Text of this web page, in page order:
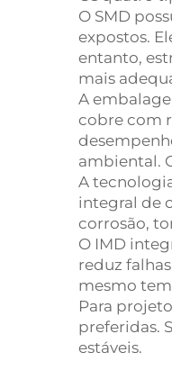
O SMD
expostos.
entanto,
mais
A
cobre com
ambiental.
A
integral de
corrosão,
O IMD
reduz
mesmo
Para
preferidas.
estáveis.